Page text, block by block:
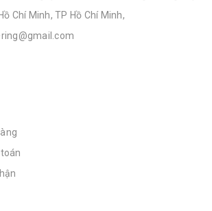
Chí Minh, TP Hồ Chí Minh,